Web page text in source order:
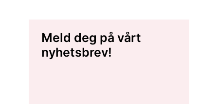
Meld deg på vårt
nyhetsbrev!